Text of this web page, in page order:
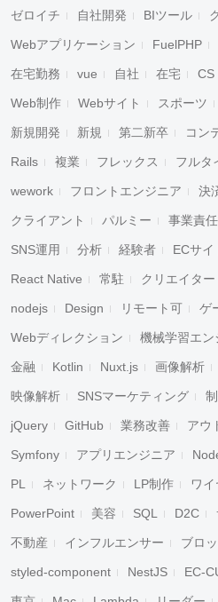
ゼロイチ 自社開発 BIツール
Webアプリケーション FuelPHP
在宅勤務 vue 自社 在宅 CS
Web制作 Webサイト スポーツ
新規開発 新規 第二新卒 コン
Rails 複業 フレックス フルタ
wework フロントエンジニア 決
クライアント パルミー 事業責
SNS運用 分析 経験者 ECサイ
React Native 常駐 クリエイター
nodejs Design リモート可 ゲ
Webディレクション 機械学習エン
金融 Kotlin Nuxt.js 画像解析
映像解析 SNSマーケティング
jQuery GitHub 業務改善 アウ
Symfony アプリエンジニア
PL ネットワーク LP制作 ワ
PowerPoint 美容 SQL D2C
不動産 インフルエンサー ブロ
styled-component NestJS EC-